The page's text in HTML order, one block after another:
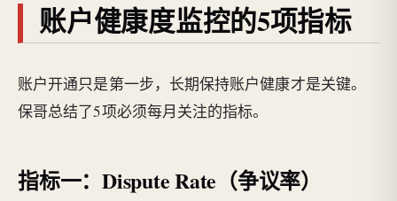
账户健康度监控的5项指标
账户开通只是第一步，长期保持账户健康才是关键。
保哥总结了5项必须每月关注的指标。
指标一：Dispute Rate（争议率）